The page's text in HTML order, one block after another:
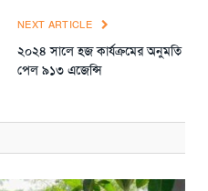
NEXT ARTICLE
২০২৪ সালে হজ কার্যক্রমের অনুমতি
পেল ৯১৩ এজেন্সি